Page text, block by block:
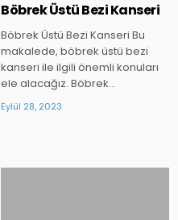
Böbrek Üstü Bezi Kanseri
Böbrek Üstü Bezi Kanseri Bu
makalede, böbrek üstü bezi
kanseri ile ilgili önemli konuları
ele alacağız. Böbrek…
Eylül 28, 2023